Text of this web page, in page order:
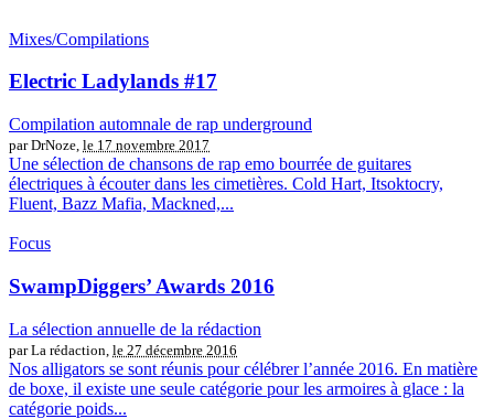
Mixes/Compilations
Electric Ladylands #17
Compilation automnale de rap underground
par DrNoze, le 17 novembre 2017
Une sélection de chansons de rap emo bourrée de guitares
électriques à écouter dans les cimetières. Cold Hart, Itsoktocry,
Fluent, Bazz Mafia, Mackned,...
Focus
SwampDiggers’ Awards 2016
La sélection annuelle de la rédaction
par La rédaction, le 27 décembre 2016
Nos alligators se sont réunis pour célébrer l’année 2016. En matière
de boxe, il existe une seule catégorie pour les armoires à glace : la
catégorie poids...